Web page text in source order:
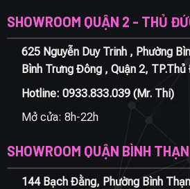
SHOWROOM QUẬN 2 - THỦ
625 Nguyễn Duy Trinh , Phường
Bình Trưng Đông , Quận 2,
Hotline: 0933.833.039(Mr. Thi)
Mở cửa: 8h-22h
SHOWROOM QUẬN BÌNH
144 Bạch Đằng, Phường Bình